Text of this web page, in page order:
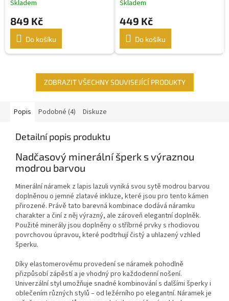
Skladem
849 Kč
Do košíku
Skladem
449 Kč
Do košíku
ZOBRAZIT VŠECHNY SOUVISEJÍCÍ PRODUKTY
Popis Podobné (4) Diskuze
Detailní popis produktu
Nadčasový minerální šperk s výraznou
modrou barvou
Minerální náramek z lapis lazuli vyniká svou sytě modrou barvou
doplněnou o jemné zlatavé inkluze, které jsou pro tento kámen
přirozené. Právě tato barevná kombinace dodává náramku
charakter a činí z něj výrazný, ale zároveň elegantní doplněk.
Použité minerály jsou doplněny o stříbrné prvky s rhodiovou
povrchovou úpravou, které podtrhují čistý a uhlazený vzhled
šperku.
Díky elastomerovému provedení se náramek pohodlně
přizpůsobí zápěstí a je vhodný pro každodenní nošení.
Univerzální styl umožňuje snadné kombinování s dalšími šperky i
oblečením různých stylů – od ležérního po elegantní. Náramek je